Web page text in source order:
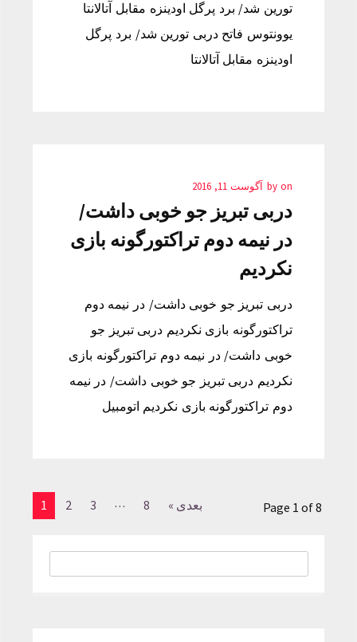
تورین شد/ برد پرگل اودینزه مقابل آتالانتا
یوونتوس فاتح دربی تورین شد/ برد پرگل
اودینزه مقابل آتالانتا
by on آگوست 11, 2016
دربی تبریز جو خوبی داشت/
در نیمه دوم تراکتورگونه بازی
نکردیم
دربی تبریز جو خوبی داشت/ در نیمه دوم
تراکتورگونه بازی نکردیم دربی تبریز جو
خوبی داشت/ در نیمه دوم تراکتورگونه بازی
نکردیم دربی تبریز جو خوبی داشت/ در نیمه
دوم تراکتورگونه بازی نکردیم اتومبیل
1 2 3 … 8 بعدی » Page 1 of 8